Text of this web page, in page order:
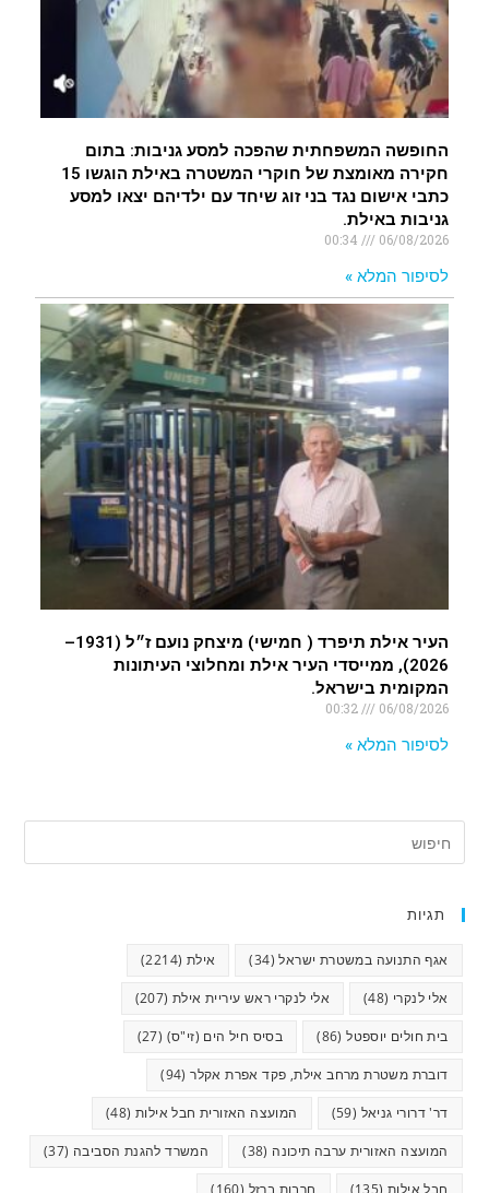
החופשה המשפחתית שהפכה למסע גניבות: בתום
חקירה מאומצת של חוקרי המשטרה באילת הוגשו 15
כתבי אישום נגד בני זוג שיחד עם ילדיהם יצאו למסע
גניבות באילת.
06/08/2026
לסיפור המלא »
העיר אילת תיפרד ( חמישי) מיצחק נועם ז״ל (1931–
2026), ממייסדי העיר אילת ומחלוצי העיתונות
המקומית בישראל.
06/08/2026
00:32
לסיפור המלא »
תגיות
אגף התנועה במשטרת ישראל(34) אילת (2214)
אלי לנקרי (48) אלי לנקרי ראש עיריית אילת (207)
בית חולים יוספטל(86) בסיס חיל הים (זי"ס) (27)
דוברת משטרת מרחב אילת, פקד אפרת אקלר(94)
דר' דרורי גניאל (59) המועצה האזורית חבל אילות (48)
המועצה האזורית ערבה תיכונה (38) המשרד להגנת הסביבה (37)
חבל אילות (135) חרבות ברזל (160)